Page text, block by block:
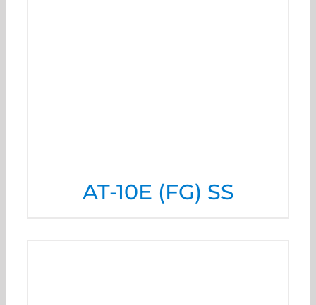
AT-10E (FG) SS